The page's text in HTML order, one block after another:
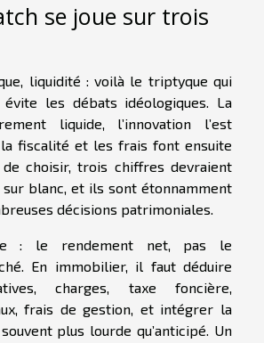
se joue sur trois
liquidité : voilà le triptyque qui
les débats idéologiques. La
liquide, l’innovation l’est
la fiscalité et les frais font ensuite
choisir, trois chiffres devraient
blanc, et ils sont étonnamment
décisions patrimoniales.
: le rendement net, pas le
En immobilier, il faut déduire
charges, taxe foncière,
frais de gestion, et intégrer la
plus lourde qu’anticipé. Un